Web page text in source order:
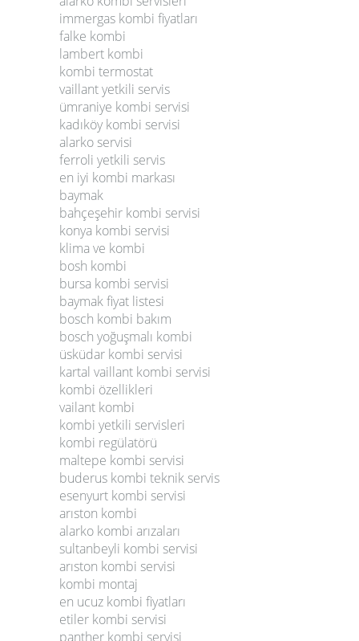
immergas kombi fiyatları
falke kombi
lambert kombi
kombi termostat
vaillant yetkili servis
ümraniye kombi servisi
kadıköy kombi servisi
alarko servisi
ferroli yetkili servis
en iyi kombi markası
baymak
bahçeşehir kombi servisi
konya kombi servisi
klima ve kombi
bosh kombi
bursa kombi servisi
baymak fiyat listesi
bosch kombi bakım
bosch yoğuşmalı kombi
üsküdar kombi servisi
kartal vaillant kombi servisi
kombi özellikleri
vailant kombi
kombi yetkili servisleri
kombi regülatörü
maltepe kombi servisi
buderus kombi teknik servis
esenyurt kombi servisi
arıston kombi
alarko kombi arızaları
sultanbeyli kombi servisi
arıston kombi servisi
kombi montaj
en ucuz kombi fiyatları
etiler kombi servisi
panther kombi servisi